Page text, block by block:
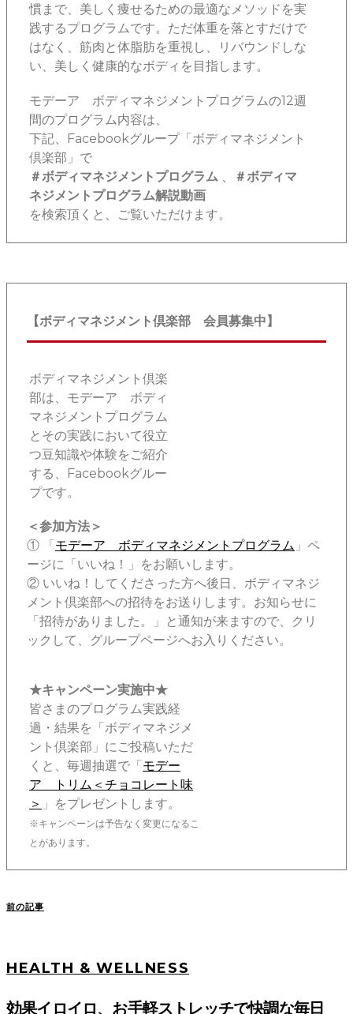
慣まで、美しく痩せるための最適なメソッドを実
践するプログラムです。ただ体重を落とすだけで
はなく、筋肉と体脂肪を重視し、リバウンドしな
い、美しく健康的なボディを目指します。
モデーア ボディマネジメントプログラムの12週
間のプログラム内容は、
下記、Facebookグループ「ボディマネジメント
倶楽部」で
＃ボディマネジメントプログラム 、
＃ボディマ
ネジメントプログラム解説動画
を検索頂くと、ご覧いただけます。
【ボディマネジメント倶楽部 会員募集中】
ボディマネジメント倶楽
部は、モデーア ボディ
マネジメントプログラム
とその実践において役立
つ豆知識や体験をご紹介
する、Facebookグルー
プです。
＜参加方法＞
① 「モデーア ボディマネジメントプログラム 」ペ
ージに「いいね！」をお願いします。
② いいね！してくださった方へ後日、ボディマネジ
メント倶楽部への招待をお送りします。お知らせに
「招待がありました。」と通知が来ますので、クリ
ックして、グループページへお入りください。
★キャンペーン実施中★
皆さまのプログラム実践経
過・結果を「ボディマネジメ
ント倶楽部」にご投稿いただ
くと、毎週抽選で「モデー
ア トリム＜チョコレート味
＞ 」をプレゼントします。
※キャンペーンは予告なく変更になるこ
とがあります。
前の記事
HEALTH & WELLNESS
効果イロイロ、お手軽ストレッチで快調な毎日